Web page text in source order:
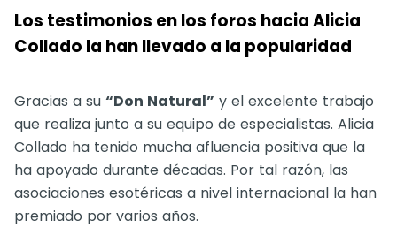
Los testimonios en los foros hacia Alicia
Collado la han llevado a la popularidad
Gracias a su “Don Natural” y el excelente trabajo
que realiza junto a su equipo de especialistas. Alicia
Collado ha tenido mucha afluencia positiva que la
ha apoyado durante décadas. Por tal razón, las
asociaciones esotéricas a nivel internacional la han
premiado por varios años.